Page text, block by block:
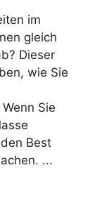
im
gleich
Dieser
wie Sie
Sie
Best
...